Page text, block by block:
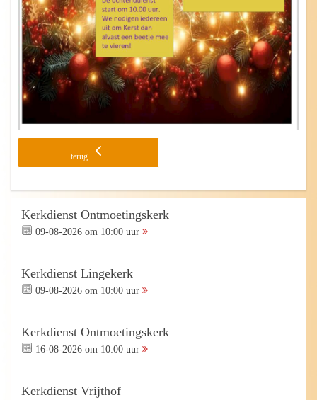
terug
Kerkdienst Ontmoetingskerk
09-08-2026 om 10:00 uur
Kerkdienst Lingekerk
09-08-2026 om 10:00 uur
Kerkdienst Ontmoetingskerk
16-08-2026 om 10:00 uur
Kerkdienst Vrijthof